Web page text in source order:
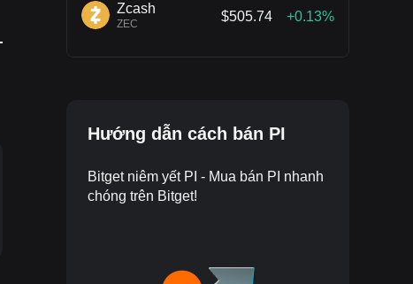
Zcash
ZEC
$505.74 +0.13%
Hướng dẫn cách bán PI
Bitget niêm yết PI - Mua bán PI nhanh
chóng trên Bitget!